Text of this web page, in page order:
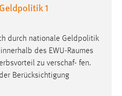
1
durch nationale Geldpolitik
des EWU-Raumes
zu verschaf- fen.
Berücksichtigung